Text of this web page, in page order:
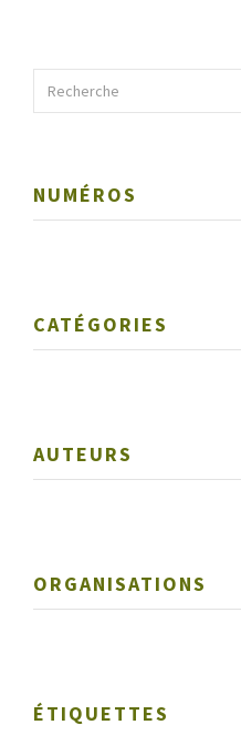
NUMÉROS
CATÉGORIES
AUTEURS
ORGANISATIONS
ÉTIQUETTES